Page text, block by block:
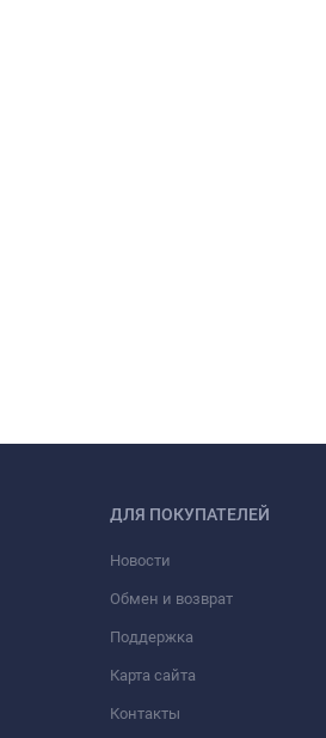
ДЛЯ ПОКУПАТЕЛЕЙ
Новости
Обмен и возврат
Поддержка
Карта сайта
Контакты